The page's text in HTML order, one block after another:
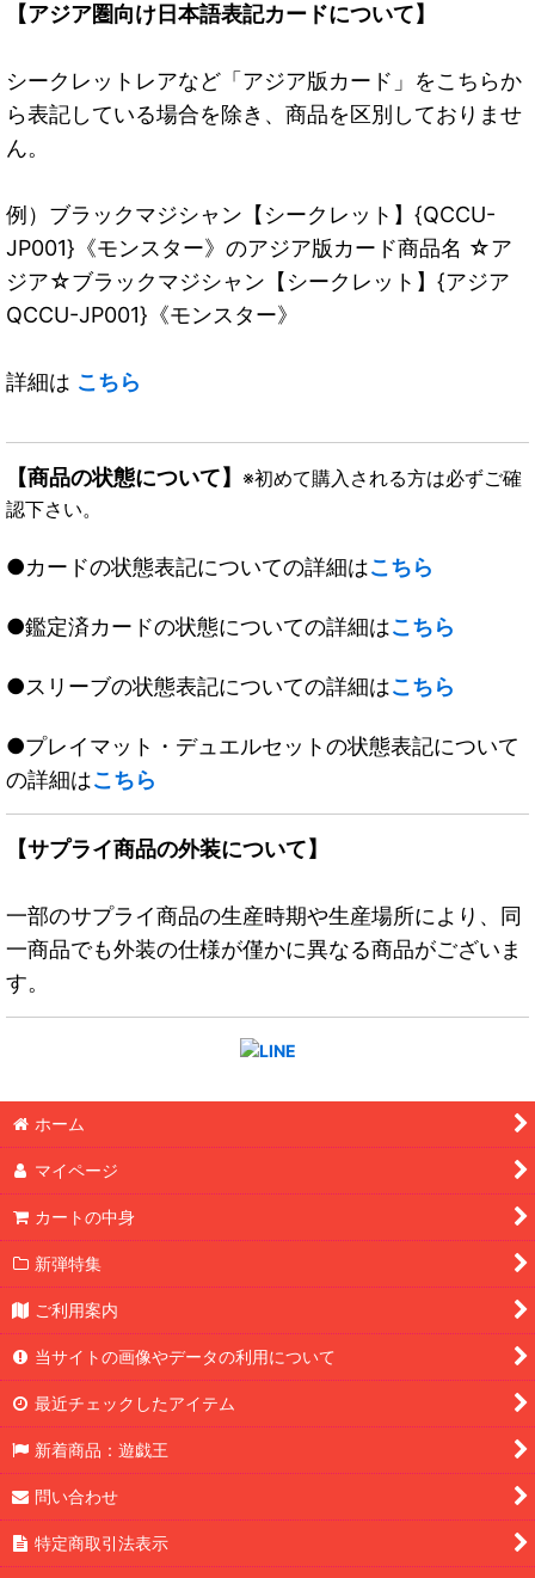
【アジア圏向け日本語表記カードについて】
シークレットレアなど「アジア版カード」をこちらか
ら表記している場合を除き、商品を区別しておりませ
ん。
例）ブラックマジシャン【シークレット】{QCCU-
JP001}《モンスター》のアジア版カード商品名 ☆ア
ジア☆ブラックマジシャン【シークレット】{アジア
QCCU-JP001}《モンスター》
詳細は こちら
【商品の状態について】 ※初めて購入される方は必ずご確
認下さい。
●カードの状態表記についての詳細はこちら
●鑑定済カードの状態についての詳細はこちら
●スリーブの状態表記についての詳細はこちら
●プレイマット・デュエルセットの状態表記について
の詳細はこちら
【サプライ商品の外装について】
一部のサプライ商品の生産時期や生産場所により、同
一商品でも外装の仕様が僅かに異なる商品がございま
す。
ホーム
マイページ
カートの中身
新弾特集
ご利用案内
当サイトの画像やデータの利用について
最近チェックしたアイテム
新着商品：遊戯王
問い合わせ
特定商取引法表示